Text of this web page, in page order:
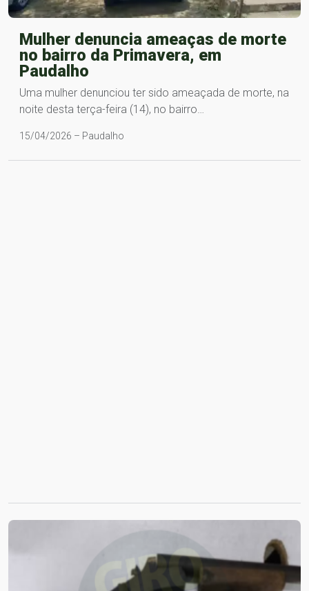
Mulher denuncia ameaças de morte
no bairro da Primavera, em
Paudalho
Uma mulher denunciou ter sido ameaçada de morte, na
noite desta terça-feira (14), no bairro…
15/04/2026 – Paudalho